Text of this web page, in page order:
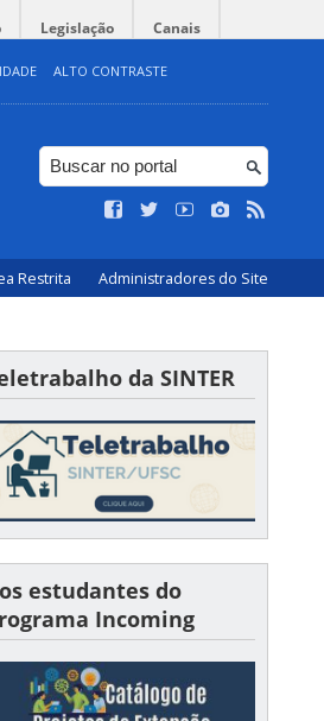
Legislação Canais
ALTO CONTRASTE
Restrita Administradores do Site
da SINTER
estudantes do
Incoming